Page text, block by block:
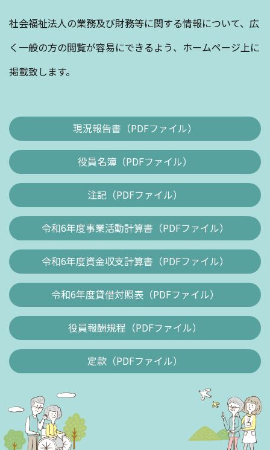
社会福祉法人の業務及び財務等に関する情報について、広
く一般の方の閲覧が容易にできるよう、ホームページ上に
掲載致します。
現況報告書（PDFファイル）
役員名簿（PDFファイル）
注記（PDFファイル）
令和6年度事業活動計算書（PDFファイル）
令和6年度資金収支計算書（PDFファイル）
令和6年度貸借対照表（PDFファイル）
役員報酬規程（PDFファイル）
定款（PDFファイル）